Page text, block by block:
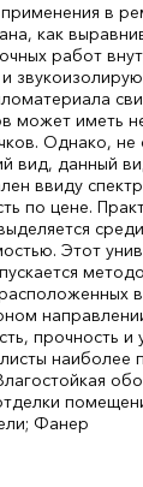
в
как
работ
может иметь
Однако,
вид, данный
ввиду
по цене.
Этот
прочность
наиболее
Фанер